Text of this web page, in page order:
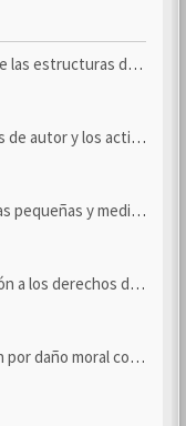
de control
y los activos de marca
y medianas empresas
de los consum…
moral contra la empresa